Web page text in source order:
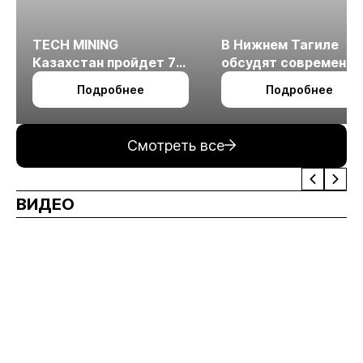
TECH MINING
Казахстан пройдет 7
октября в Алматы
Подробнее
В Нижнем Тагиле
обсудят
технологии
измельчения
Подробнее
Смотреть все
ВИДЕО